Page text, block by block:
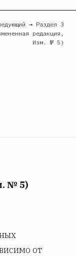
→ Раздел 3
редакция,
Изм. № 5)
№ 5)
от